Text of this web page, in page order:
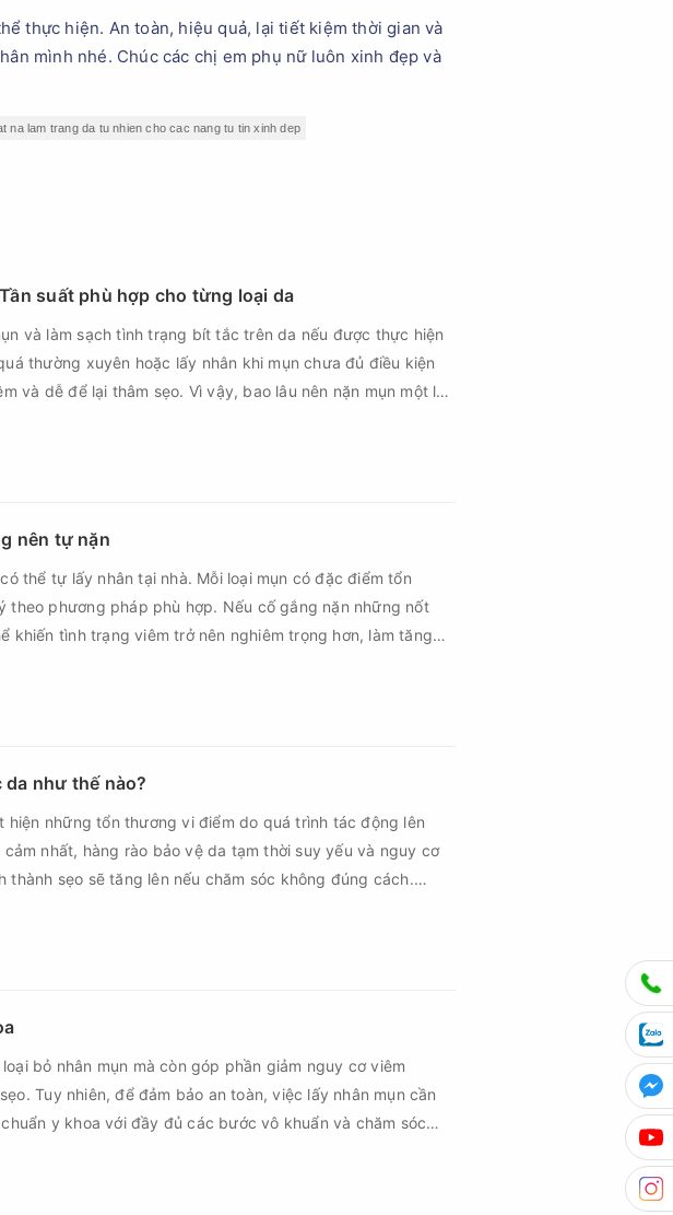
thực hiện. An toàn, hiệu quả, lại tiết kiệm thời gian và
mình nhé. Chúc các chị em phụ nữ luôn xinh đẹp và
na lam trang da tu nhien cho cac nang tu tin xinh dep
suất phù hợp cho từng loại da
và làm sạch tình trạng bít tắc trên da nếu được thực hiện
thường xuyên hoặc lấy nhân khi mụn chưa đủ điều kiện
và dễ để lại thâm sẹo. Vì vậy, bao lâu nên nặn mụn một lần
routine chăm sóc da. Tần suất lấy nhân mụn
nên tự nặn
thể tự lấy nhân tại nhà. Mỗi loại mụn có đặc điểm tổn
theo phương pháp phù hợp. Nếu cố gắng nặn những nốt
khiến tình trạng viêm trở nên nghiêm trọng hơn, làm tăng
sẹo khó phục hồi.
da như thế nào?
hiện những tổn thương vi điểm do quá trình tác động lên
nhất, hàng rào bảo vệ da tạm thời suy yếu và nguy cơ
thành sẹo sẽ tăng lên nếu chăm sóc không đúng cách.
mụn không chỉ giúp vùng da hồi phục nhanh hơn mà còn
bỏ nhân mụn mà còn góp phần giảm nguy cơ viêm
Tuy nhiên, để đảm bảo an toàn, việc lấy nhân mụn cần
y khoa với đầy đủ các bước vô khuẩn và chăm sóc